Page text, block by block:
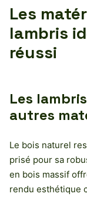
Les
lambris
réussi
Les
autres
Le bois naturel
prisé pour sa
en bois massif
rendu esthétique